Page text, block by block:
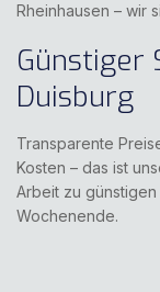
Rheinhausen – wir
Günstiger
Duisburg
Transparente
Kosten – das ist
Arbeit zu
Wochenende.